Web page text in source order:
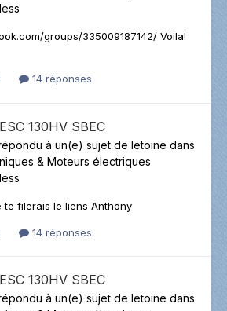
groups/335009187142/ Voila!
14 réponses
130HV SBEC
à un(e) sujet de letoine dans
& Moteurs électriques
te filerais le liens Anthony
14 réponses
130HV SBEC
à un(e) sujet de letoine dans